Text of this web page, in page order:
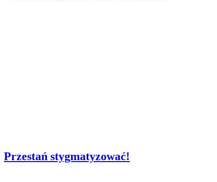
Przestań stygmatyzować!